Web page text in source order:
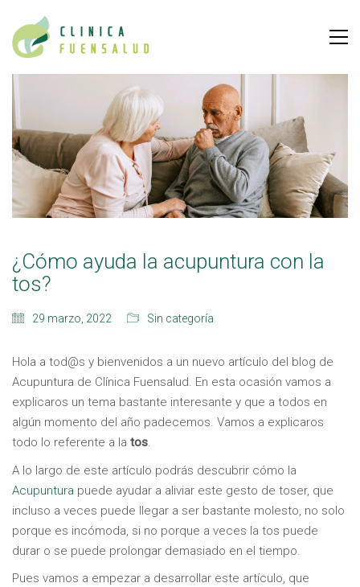
¿Cómo ayuda la acupuntura con la
tos?
29 marzo, 2022 Sin categoría
Hola a tod@s y bienvenidos a un nuevo artículo del blog de
Acupuntura de Clínica Fuensalud. En esta ocasión vamos a
explicaros un tema bastante interesante y que a todos en
algún momento del año padecemos. Vamos a explicaros
todo lo referente a la tos.
A lo largo de este artículo podrás descubrir cómo la
Acupuntura puede ayudar a aliviar este gesto de toser, que
incluso a veces puede llegar a ser bastante molesto, no solo
porque es incómoda, si no porque a veces la tos puede
durar o se puede prolongar demasiado en el tiempo.
Pues vamos a empezar a desarrollar este artículo, que